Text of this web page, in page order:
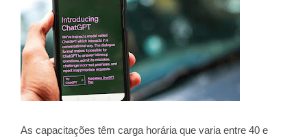
As capacitações têm carga horária que varia entre 40 e